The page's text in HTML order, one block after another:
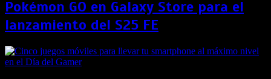
Pokémon GO en Galaxy Store para el
lanzamiento del S25 FE